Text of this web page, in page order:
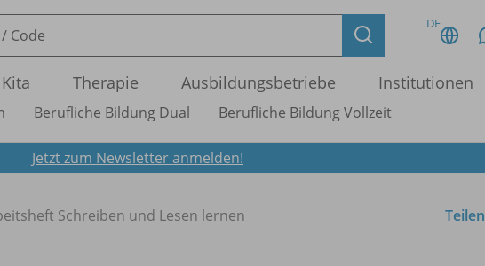
DE
Kita Therapie Ausbildungsbetriebe Institutionen
Berufliche Bildung Dual Berufliche Bildung Vollzeit
Jetzt zum Newsletter anmelden!
Schreiben und Lesen lernen Teilen